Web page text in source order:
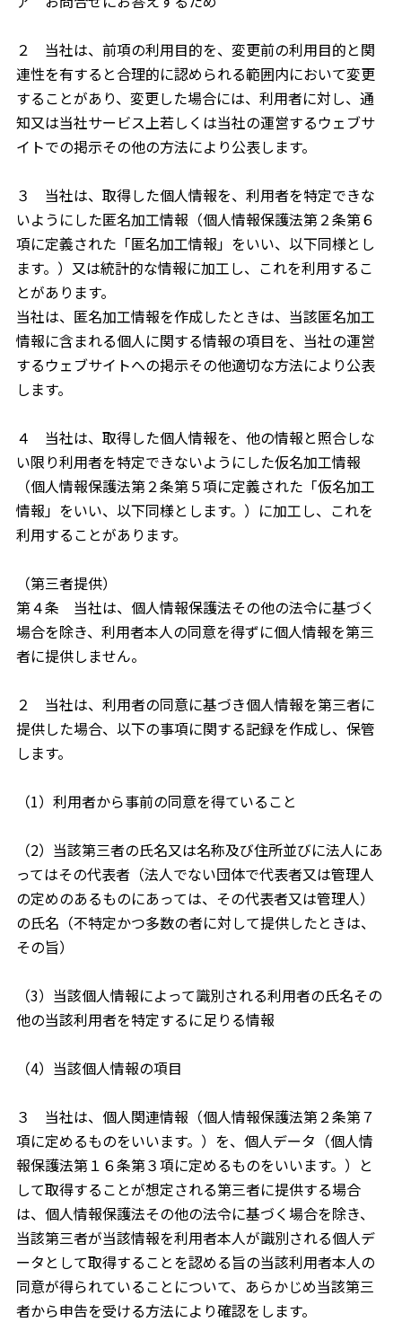
２ 当社は、前項の利用目的を、変更前の利用目的と関
連性を有すると合理的に認められる範囲内において変更
することがあり、変更した場合には、利用者に対し、通
知又は当社サービス上若しくは当社の運営するウェブサ
イトでの掲示その他の方法により公表します。
３ 当社は、取得した個人情報を、利用者を特定できな
いようにした匿名加工情報（個人情報保護法第２条第６
項に定義された「匿名加工情報」をいい、以下同様とし
ます。）又は統計的な情報に加工し、これを利用するこ
とがあります。
当社は、匿名加工情報を作成したときは、当該匿名加工
情報に含まれる個人に関する情報の項目を、当社の運営
するウェブサイトへの掲示その他適切な方法により公表
します。
４ 当社は、取得した個人情報を、他の情報と照合しな
い限り利用者を特定できないようにした仮名加工情報
（個人情報保護法第２条第５項に定義された「仮名加工
情報」をいい、以下同様とします。）に加工し、これを
利用することがあります。
（第三者提供）
第４条 当社は、個人情報保護法その他の法令に基づく
場合を除き、利用者本人の同意を得ずに個人情報を第三
者に提供しません。
２ 当社は、利用者の同意に基づき個人情報を第三者に
提供した場合、以下の事項に関する記録を作成し、保管
します。
（1）利用者から事前の同意を得ていること
（2）当該第三者の氏名又は名称及び住所並びに法人にあ
ってはその代表者（法人でない団体で代表者又は管理人
の定めのあるものにあっては、その代表者又は管理人）
の氏名（不特定かつ多数の者に対して提供したときは、
その旨）
（3）当該個人情報によって識別される利用者の氏名その
他の当該利用者を特定するに足りる情報
（4）当該個人情報の項目
３ 当社は、個人関連情報（個人情報保護法第２条第７
項に定めるものをいいます。）を、個人データ（個人情
報保護法第１６条第３項に定めるものをいいます。）と
して取得することが想定される第三者に提供する場合
は、個人情報保護法その他の法令に基づく場合を除き、
当該第三者が当該情報を利用者本人が識別される個人デ
ータとして取得することを認める旨の当該利用者本人の
同意が得られていることについて、あらかじめ当該第三
者から申告を受ける方法により確認をします。